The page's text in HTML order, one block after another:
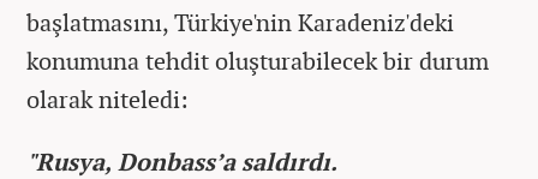
başlatmasını, Türkiye'nin Karadeniz'deki
konumuna tehdit oluşturabilecek bir durum
olarak niteledi:
"Rusya, Donbass’a saldırdı.